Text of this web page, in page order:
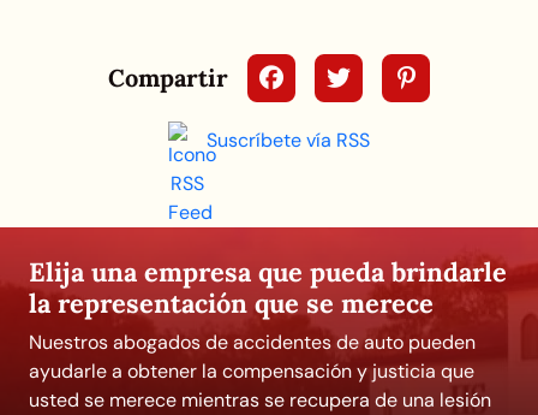
Compartir
Suscríbete vía RSS
Elija una empresa que pueda brindarle
la representación que se merece
Nuestros abogados de accidentes de auto pueden
ayudarle a obtener la compensación y justicia que
usted se merece mientras se recupera de una lesión